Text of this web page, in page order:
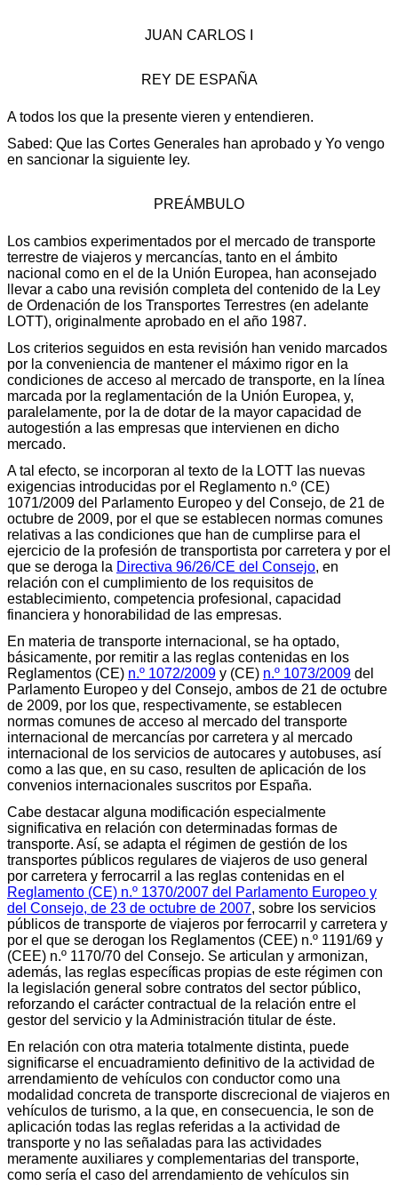
JUAN CARLOS I
REY DE ESPAÑA
A todos los que la presente vieren y entendieren.
Sabed: Que las Cortes Generales han aprobado y Yo vengo
en sancionar la siguiente ley.
PREÁMBULO
Los cambios experimentados por el mercado de transporte
terrestre de viajeros y mercancías, tanto en el ámbito
nacional como en el de la Unión Europea, han aconsejado
llevar a cabo una revisión completa del contenido de la Ley
de Ordenación de los Transportes Terrestres (en adelante
LOTT), originalmente aprobado en el año 1987.
Los criterios seguidos en esta revisión han venido marcados
por la conveniencia de mantener el máximo rigor en la
condiciones de acceso al mercado de transporte, en la línea
marcada por la reglamentación de la Unión Europea, y,
paralelamente, por la de dotar de la mayor capacidad de
autogestión a las empresas que intervienen en dicho
mercado.
A tal efecto, se incorporan al texto de la LOTT las nuevas
exigencias introducidas por el Reglamento n.º (CE)
1071/2009 del Parlamento Europeo y del Consejo, de 21 de
octubre de 2009, por el que se establecen normas comunes
relativas a las condiciones que han de cumplirse para el
ejercicio de la profesión de transportista por carretera y por el
que se deroga la Directiva 96/26/CE del Consejo, en
relación con el cumplimiento de los requisitos de
establecimiento, competencia profesional, capacidad
financiera y honorabilidad de las empresas.
En materia de transporte internacional, se ha optado,
básicamente, por remitir a las reglas contenidas en los
Reglamentos (CE) n.º 1072/2009 y (CE) n.º 1073/2009 del
Parlamento Europeo y del Consejo, ambos de 21 de octubre
de 2009, por los que, respectivamente, se establecen
normas comunes de acceso al mercado del transporte
internacional de mercancías por carretera y al mercado
internacional de los servicios de autocares y autobuses, así
como a las que, en su caso, resulten de aplicación de los
convenios internacionales suscritos por España.
Cabe destacar alguna modificación especialmente
significativa en relación con determinadas formas de
transporte. Así, se adapta el régimen de gestión de los
transportes públicos regulares de viajeros de uso general
por carretera y ferrocarril a las reglas contenidas en el
Reglamento (CE) n.º 1370/2007 del Parlamento Europeo y
del Consejo, de 23 de octubre de 2007, sobre los servicios
públicos de transporte de viajeros por ferrocarril y carretera y
por el que se derogan los Reglamentos (CEE) n.º 1191/69 y
(CEE) n.º 1170/70 del Consejo. Se articulan y armonizan,
además, las reglas específicas propias de este régimen con
la legislación general sobre contratos del sector público,
reforzando el carácter contractual de la relación entre el
gestor del servicio y la Administración titular de éste.
En relación con otra materia totalmente distinta, puede
significarse el encuadramiento definitivo de la actividad de
arrendamiento de vehículos con conductor como una
modalidad concreta de transporte discrecional de viajeros en
vehículos de turismo, a la que, en consecuencia, le son de
aplicación todas las reglas referidas a la actividad de
transporte y no las señaladas para las actividades
meramente auxiliares y complementarias del transporte,
como sería el caso del arrendamiento de vehículos sin